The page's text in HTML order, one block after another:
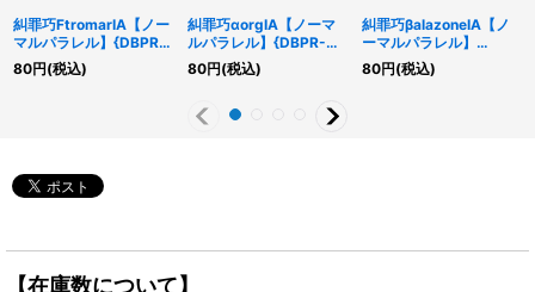
糾罪巧FtromarIA【ノー
マルパラレル】{DBPR-
JP018}《モンスター》
80円(税込)
糾罪巧αorgIA【ノーマ
ルパラレル】{DBPR-
JP016}《モンスター》
80円(税込)
糾罪巧βalazoneIA【ノ
ーマルパラレル】
{DBPR-JP017}《モンス
ター》
80円(税込)
【在庫数について】